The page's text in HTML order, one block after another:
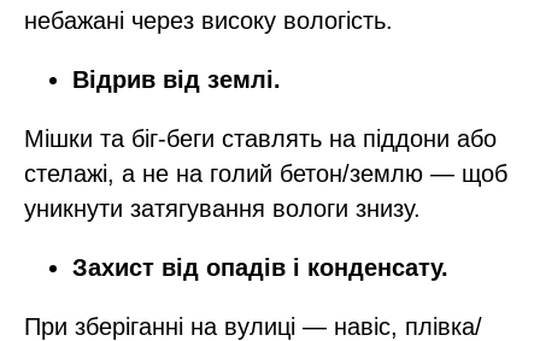
небажані через високу вологість.
Відрив від землі.
Мішки та біг‑беги ставлять на піддони або
стелажі, а не на голий бетон/землю — щоб
уникнути затягування вологи знизу.
Захист від опадів і конденсату.
При зберіганні на вулиці — навіс, плівка/